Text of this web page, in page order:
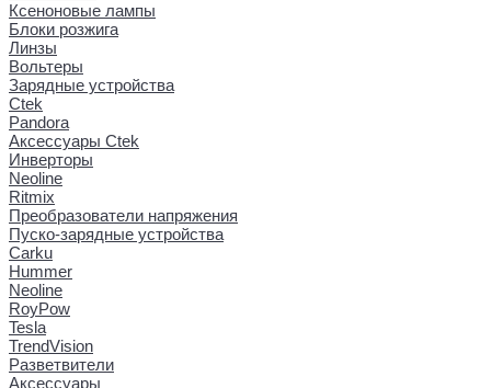
Ксеноновые лампы
Блоки розжига
Линзы
Вольтеры
Зарядные устройства
Ctek
Pandora
Аксессуары Ctek
Инверторы
Neoline
Ritmix
Преобразователи напряжения
Пуско-зарядные устройства
Carku
Hummer
Neoline
RoyPow
Tesla
TrendVision
Разветвители
Аксессуары